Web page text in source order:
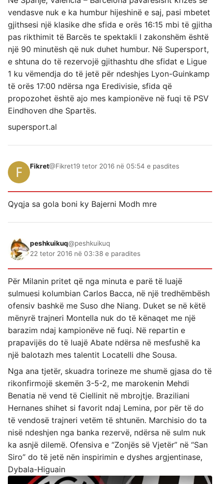
vendasve nuk e ka humbur hijeshinë e saj, pasi mbetet
gjithsesi një klasike dhe sfida e orës 16:15 mbi të gjitha
pas rikthimit të Barcës te spektakli I zakonshëm është
një 90 minutësh që nuk duhet humbur. Në Supersport,
e shtuna do të rezervojë gjithashtu dhe sfidat e Ligue
1 ku vëmendja do të jetë për ndeshjes Lyon-Guinkamp
të orës 17:00 ndërsa nga Eredivisie, sfida që
propozohet është ajo mes kampionëve në fuqi të PSV
Eindhoven dhe Spartës.
supersport.al
Fikret@Fikret19 tetor 2016 në 05:54 e pasdites
Qyqja sa gola boni ky Bajerni Modh mre
peshkuikuq@peshkuikuq
22 tetor 2016 në 03:38 e paradites
Për Milanin pritet që nga minuta e parë të luajë
sulmuesi kolumbian Carlos Bacca, në një tredhëmbësh
ofensiv bashkë me Suso dhe Niang. Duket se në këtë
mënyrë trajneri Montella nuk do të kënaqet me një
barazim ndaj kampionëve në fuqi. Në repartin e
prapavijës do të luajë Abate ndërsa në mesfushë ka
një balotazh mes talentit Locatelli dhe Sousa.
Nga ana tjetër, skuadra torineze me shumë gjasa do të
rikonfirmojë skemën 3-5-2, me marokenin Mehdi
Benatia në vend të Ciellinit në mbrojtje. Braziliani
Hernanes shihet si favorit ndaj Lemina, por për të do
të vendosë trajneri vetëm të shtunën. Marchisio do ta
nisë ndeshjen nga banka rezervë, ndërsa në sulm nuk
ka asnjë dilemë. Ofensiva e “Zonjës së Vjetër” në “San
Siro” do të jetë nën inspirimin e dyshes argjentinase,
Dybala-Higuain